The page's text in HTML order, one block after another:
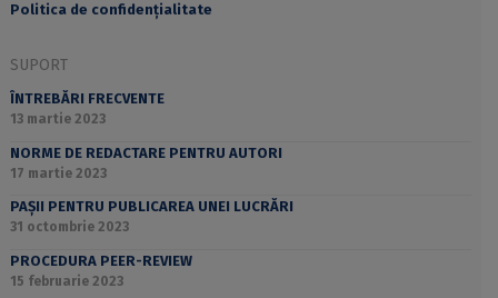
Politica de confidențialitate
SUPORT
ÎNTREBĂRI FRECVENTE
13 martie 2023
NORME DE REDACTARE PENTRU AUTORI
17 martie 2023
PAȘII PENTRU PUBLICAREA UNEI LUCRĂRI
31 octombrie 2023
PROCEDURA PEER-REVIEW
15 februarie 2023